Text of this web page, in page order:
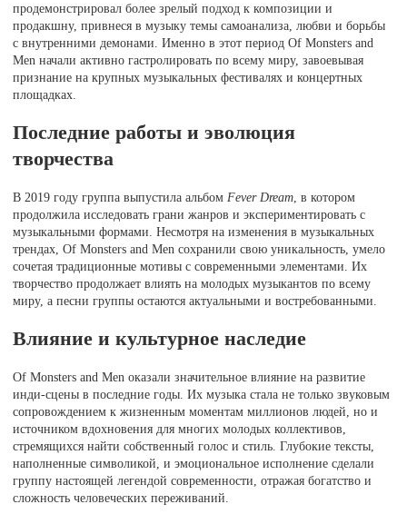
продемонстрировал более зрелый подход к композиции и
продакшну, привнеся в музыку темы самоанализа, любви и борьбы
с внутренними демонами. Именно в этот период Of Monsters and
Men начали активно гастролировать по всему миру, завоевывая
признание на крупных музыкальных фестивалях и концертных
площадках.
Последние работы и эволюция
творчества
В 2019 году группа выпустила альбомFever Dream, в котором
продолжила исследовать грани жанров и экспериментировать с
музыкальными формами. Несмотря на изменения в музыкальных
трендах, Of Monsters and Men сохранили свою уникальность, умело
сочетая традиционные мотивы с современными элементами. Их
творчество продолжает влиять на молодых музыкантов по всему
миру, а песни группы остаются актуальными и востребованными.
Влияние и культурное наследие
Of Monsters and Men оказали значительное влияние на развитие
инди-сцены в последние годы. Их музыка стала не только звуковым
сопровождением к жизненным моментам миллионов людей, но и
источником вдохновения для многих молодых коллективов,
стремящихся найти собственный голос и стиль. Глубокие тексты,
наполненные символикой, и эмоциональное исполнение сделали
группу настоящей легендой современности, отражая богатство и
сложность человеческих переживаний.